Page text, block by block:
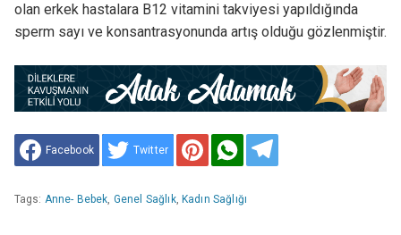
olan erkek hastalara B12 vitamini takviyesi yapıldığında
sperm sayı ve konsantrasyonunda artış olduğu gözlenmiştir.
Facebook Twitter
Tags: Anne- Bebek Genel Sağlık, Kadın Sağlığı